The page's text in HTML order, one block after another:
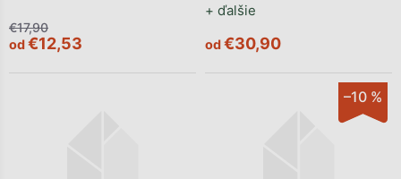
€17,90
od€12,53
+ ďalšie
od€30,90
–10 %